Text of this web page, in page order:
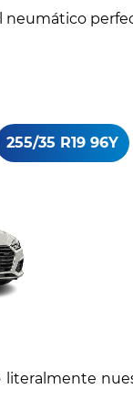
neumático
255/35 R19 96Y